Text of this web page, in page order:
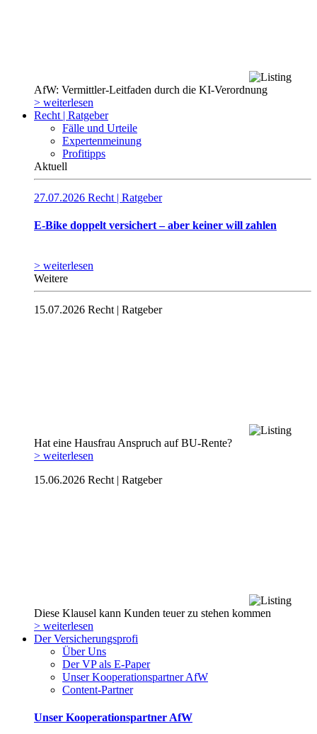
AfW: Vermittler-Leitfaden durch die KI-Verordnung
> weiterlesen
Recht | Ratgeber
Fälle und Urteile
Expertenmeinung
Profitipps
Aktuell
27.07.2026 Recht | Ratgeber
E-Bike doppelt versichert – aber keiner will zahlen
> weiterlesen
Weitere
15.07.2026 Recht | Ratgeber
Hat eine Hausfrau Anspruch auf BU-Rente?
> weiterlesen
15.06.2026 Recht | Ratgeber
Diese Klausel kann Kunden teuer zu stehen kommen
> weiterlesen
Der Versicherungsprofi
Über Uns
Der VP als E-Paper
Unser Kooperationspartner AfW
Content-Partner
Unser Kooperationspartner AfW